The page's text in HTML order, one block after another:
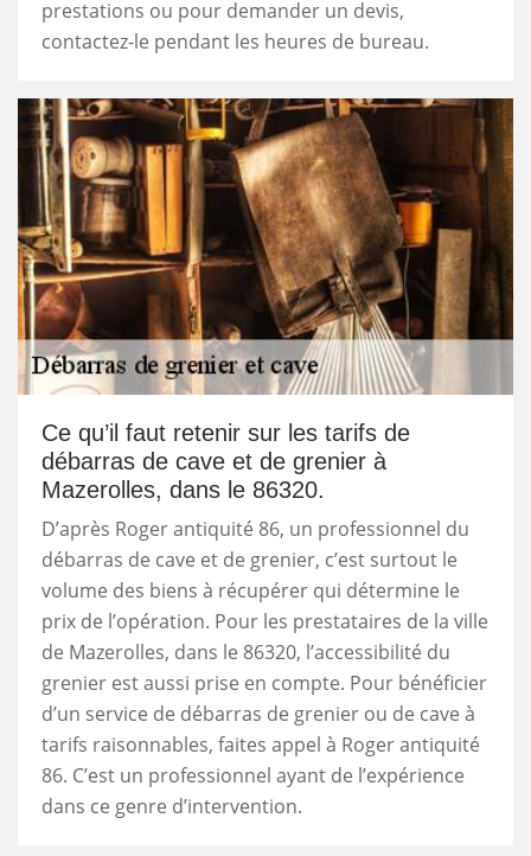
prestations ou pour demander un devis,
contactez-le pendant les heures de bureau.
Ce qu’il faut retenir sur les tarifs de
débarras de cave et de grenier à
Mazerolles, dans le 86320.
D’après Roger antiquité 86, un professionnel du
débarras de cave et de grenier, c’est surtout le
volume des biens à récupérer qui détermine le
prix de l’opération. Pour les prestataires de la ville
de Mazerolles, dans le 86320, l’accessibilité du
grenier est aussi prise en compte. Pour bénéficier
d’un service de débarras de grenier ou de cave à
tarifs raisonnables, faites appel à Roger antiquité
86. C’est un professionnel ayant de l’expérience
dans ce genre d’intervention.